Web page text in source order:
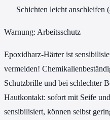
Schichten leicht anschleifen
Warnung: Arbeitsschutz
Epoxidharz-Härter ist
vermeiden!
Schutzbrille und bei schlechter
Hautkontakt: sofort mit Seife
sensibilisiert, können selbst